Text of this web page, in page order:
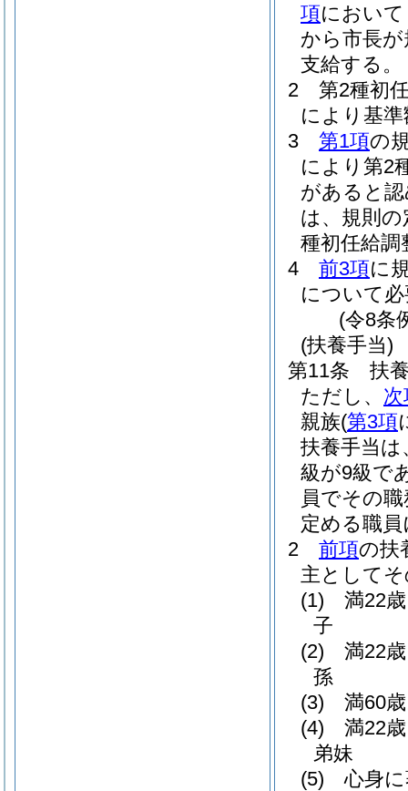
項におい
から市長
支給する。
2
第2種初
により基
3
第1項の
により第2
があると
は、規則
種初任給調
4
前3項に
について
(令8条
(扶養手当)
第11条
扶
ただし、
親族(第3項
扶養手当
級が9級で
員でその
定める職
2
前項の扶
主として
(1)
満22
子
(2)
満22
孫
(3)
満60
(4)
満22
弟妹
(5)
心身